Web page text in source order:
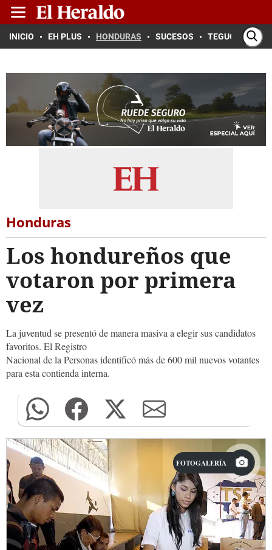
INICIO EH PLUS HONDURAS SUCESOS TEGUCIGALPA
Honduras
Los hondureños que
votaron por primera
vez
La juventud se presentó de manera masiva a elegir sus candidatos
favoritos. El Registro
Nacional de la Personas identificó más de 600 mil nuevos votantes
para esta contienda interna.
FOTOGALERÍA